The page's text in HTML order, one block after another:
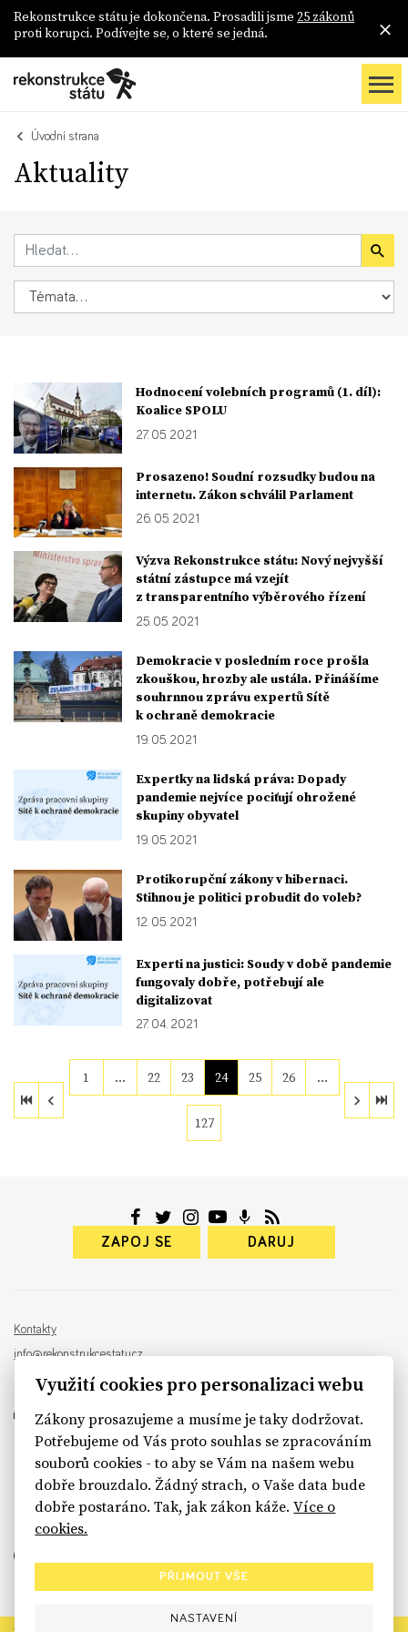
Rekonstrukce státu je dokončena. Prosadili jsme 25 zákonů
proti korupci. Podívejte se, o které se jedná.
Úvodní strana
Aktuality
Hodnocení volebních programů (1. díl):
Koalice SPOLU
27. 05. 2021
Prosazeno! Soudní rozsudky budou na
internetu. Zákon schválil Parlament
26. 05. 2021
Výzva Rekonstrukce státu: Nový nejvyšší
státní zástupce má vzejít
z transparentního výběrového řízení
25. 05. 2021
Demokracie v posledním roce prošla
zkouškou, hrozby ale ustála. Přinášíme
souhrnnou zprávu expertů Sítě
k ochraně demokracie
19. 05. 2021
Expertky na lidská práva: Dopady
pandemie nejvíce pociťují ohrožené
skupiny obyvatel
19. 05. 2021
Protikorupční zákony v hibernaci.
Stihnou je politici probudit do voleb?
12. 05. 2021
Experti na justici: Soudy v době pandemie
fungovaly dobře, potřebují ale
digitalizovat
27. 04. 2021
1 … 22 23 24 25 26 …
127
ZAPOJ SE DARUJ
Kontakty
info@rekonstrukcestatu.cz
Návrh a vývoj: Sinfin , ilustrace:
sinfin.digital
Využití cookies pro personalizaci webu
Zákony prosazujeme a musíme je taky dodržovat.
Potřebujeme od Vás proto souhlas se zpracováním
souborů cookies - to aby se Vám na našem webu
dobře brouzdalo. Žádný strach, o Vaše data bude
dobře postaráno. Tak, jak zákon káže.Více o
cookies.
PŘIJMOUT VŠE
NASTAVENÍ